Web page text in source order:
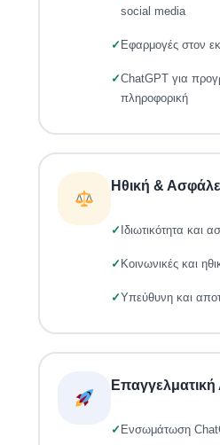
social media
Εφαρμογές στον
ChatGPT για
πληροφορική
Ηθική &
Ιδιωτικότητα και
Κοινωνικές και
Υπεύθυνη και
Ενσωμάτωση